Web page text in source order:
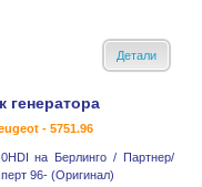
Детали
генератора
- 5751.96
на Берлинго / Партнер/
96- (Оригинал)